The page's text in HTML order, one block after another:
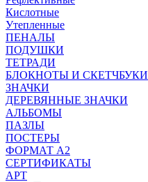
Кислотные
Утепленные
ПЕНАЛЫ
ПОДУШКИ
ТЕТРАДИ
БЛОКНОТЫ И СКЕТЧБУКИ
ЗНАЧКИ
ДЕРЕВЯННЫЕ ЗНАЧКИ
АЛЬБОМЫ
ПАЗЛЫ
ПОСТЕРЫ
ФОРМАТ А2
СЕРТИФИКАТЫ
АРТ